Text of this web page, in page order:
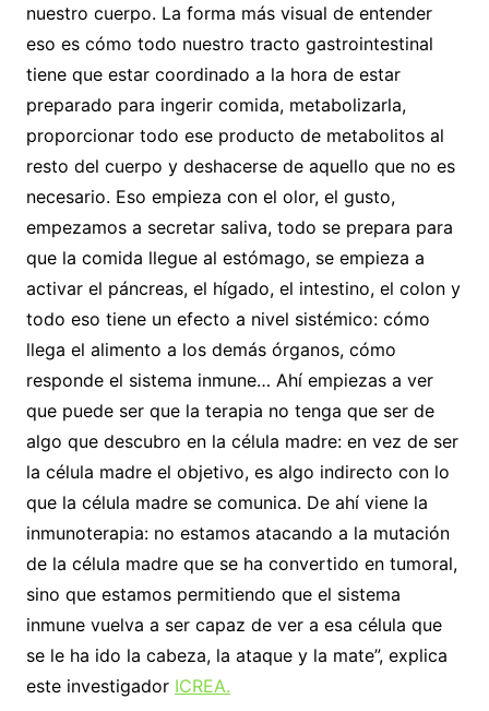
nuestro cuerpo. La forma más visual de entender
eso es cómo todo nuestro tracto gastrointestinal
tiene que estar coordinado a la hora de estar
preparado para ingerir comida, metabolizarla,
proporcionar todo ese producto de metabolitos al
resto del cuerpo y deshacerse de aquello que no es
necesario. Eso empieza con el olor, el gusto,
empezamos a secretar saliva, todo se prepara para
que la comida llegue al estómago, se empieza a
activar el páncreas, el hígado, el intestino, el colon y
todo eso tiene un efecto a nivel sistémico: cómo
llega el alimento a los demás órganos, cómo
responde el sistema inmune… Ahí empiezas a ver
que puede ser que la terapia no tenga que ser de
algo que descubro en la célula madre: en vez de ser
la célula madre el objetivo, es algo indirecto con lo
que la célula madre se comunica. De ahí viene la
inmunoterapia: no estamos atacando a la mutación
de la célula madre que se ha convertido en tumoral,
sino que estamos permitiendo que el sistema
inmune vuelva a ser capaz de ver a esa célula que
se le ha ido la cabeza, la ataque y la mate”, explica
este investigador ICREA.